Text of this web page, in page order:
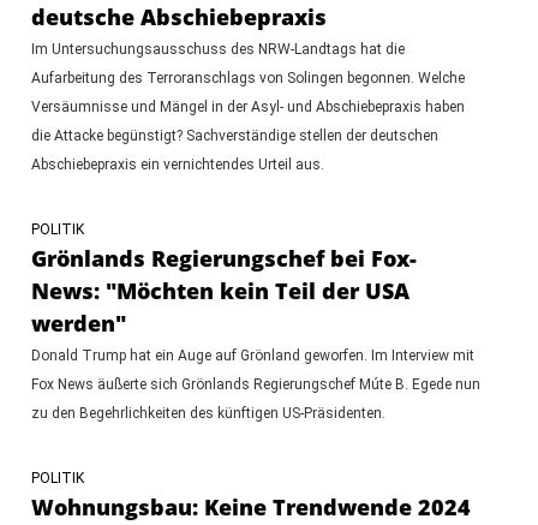
deutsche Abschiebepraxis
Im Untersuchungsausschuss des NRW-Landtags hat die
Aufarbeitung des Terroranschlags von Solingen begonnen. Welche
Versäumnisse und Mängel in der Asyl- und Abschiebepraxis haben
die Attacke begünstigt? Sachverständige stellen der deutschen
Abschiebepraxis ein vernichtendes Urteil aus.
POLITIK
Grönlands Regierungschef bei Fox-
News: "Möchten kein Teil der USA
werden"
Donald Trump hat ein Auge auf Grönland geworfen. Im Interview mit
Fox News äußerte sich Grönlands Regierungschef Múte B. Egede nun
zu den Begehrlichkeiten des künftigen US-Präsidenten.
POLITIK
Wohnungsbau: Keine Trendwende 2024